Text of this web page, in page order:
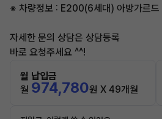
※ 차량정보 : E200(6세대) 아방가르드
자세한 문의 상담은 상담등록
바로 요청주세요 ^^!
월 납입금
월 974,780원 X 49개월